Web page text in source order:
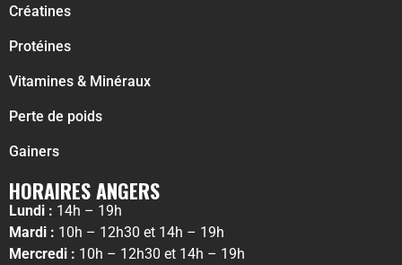
Créatines
Protéines
Vitamines & Minéraux
Perte de poids
Gainers
HORAIRES ANGERS
Lundi : 14h – 19h
Mardi : 10h – 12h30 et 14h – 19h
Mercredi : 10h – 12h30 et 14h – 19h